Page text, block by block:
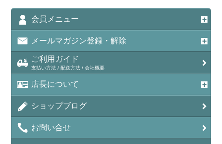
会員メニュー
メールマガジン登録・解除
ご利用ガイド
支払い方法 / 配送方法 / 会社概要
店長について
ショップブログ
お問い合せ